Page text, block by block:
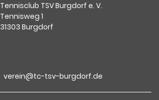
Tennisclub TSV Burgdorf e. V.
Tennisweg 1
31303 Burgdorf
verein@tc-tsv-burgdorf.de